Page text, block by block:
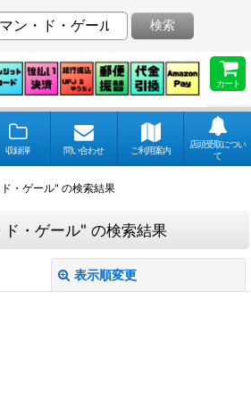
カート
検索
収録弾 問い合わせ ご利用案内
店頭受取につい
て
・ゲール" の検索結果
・ゲール" の検索結果
表示順変更